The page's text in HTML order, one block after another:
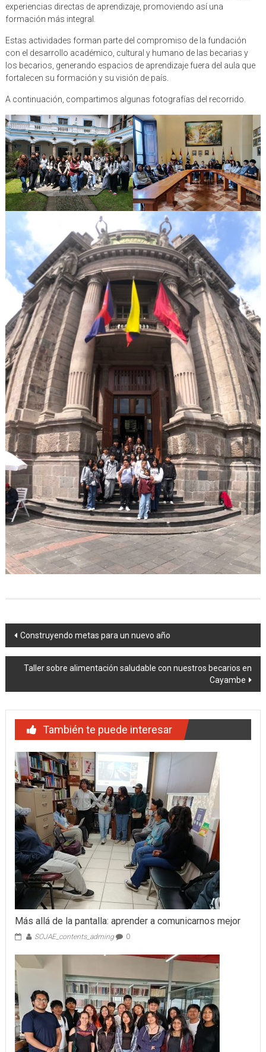
experiencias directas de aprendizaje, promoviendo así una
formación más integral.
Estas actividades forman parte del compromiso de la fundación
con el desarrollo académico, cultural y humano de las becarias y
los becarios, generando espacios de aprendizaje fuera del aula que
fortalecen su formación y su visión de país.
A continuación, compartimos algunas fotografías del recorrido.
Navegación
de
entradas
Construyendo metas para un nuevo año
Taller sobre alimentación saludable con nuestros becarios en
Cayambe
También te puede interesar
Más allá de la pantalla: aprender a comunicarnos mejor
SOJAE_contents_adming 0